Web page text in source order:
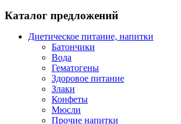
Каталог предложений
Диетическое питание, напитки
Батончики
Вода
Гематогены
Здоровое питание
Злаки
Конфеты
Мюсли
Прочие напитки